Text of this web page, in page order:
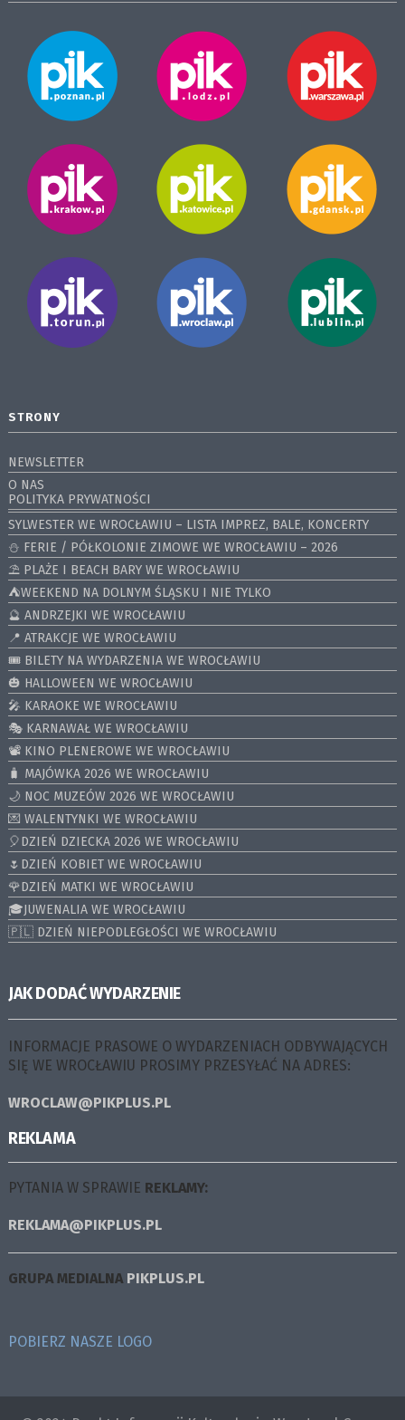
STRONY
NEWSLETTER
O NAS
POLITYKA PRYWATNOŚCI
SYLWESTER WE WROCŁAWIU – LISTA IMPREZ, BALE, KONCERTY
⛄️ FERIE / PÓŁKOLONIE ZIMOWE WE WROCŁAWIU – 2026
⛱️ PLAŻE I BEACH BARY WE WROCŁAWIU
⛺️WEEKEND NA DOLNYM ŚLĄSKU I NIE TYLKO
🔮 ANDRZEJKI WE WROCŁAWIU
📍 ATRAKCJE WE WROCŁAWIU
🎟️ BILETY NA WYDARZENIA WE WROCŁAWIU
🎃 HALLOWEEN WE WROCŁAWIU
🎤 KARAOKE WE WROCŁAWIU
🎭 KARNAWAŁ WE WROCŁAWIU
📽️ KINO PLENEROWE WE WROCŁAWIU
🧳 MAJÓWKA 2026 WE WROCŁAWIU
🌙 NOC MUZEÓW 2026 WE WROCŁAWIU
💌 WALENTYNKI WE WROCŁAWIU
🎈DZIEŃ DZIECKA 2026 WE WROCŁAWIU
🌷DZIEŃ KOBIET WE WROCŁAWIU
🌹DZIEŃ MATKI WE WROCŁAWIU
🎓JUWENALIA WE WROCŁAWIU
🇵🇱 DZIEŃ NIEPODLEGŁOŚCI WE WROCŁAWIU
JAK DODAĆ WYDARZENIE
INFORMACJE PRASOWE O WYDARZENIACH ODBYWAJĄCYCH
SIĘ WE WROCŁAWIU PROSIMY PRZESYŁAĆ NA ADRES:
WROCLAW@PIKPLUS.PL
REKLAMA
PYTANIA W SPRAWIE REKLAMY:
REKLAMA@PIKPLUS.PL
GRUPA MEDIALNA PIKPLUS.PL
POBIERZ NASZE LOGO